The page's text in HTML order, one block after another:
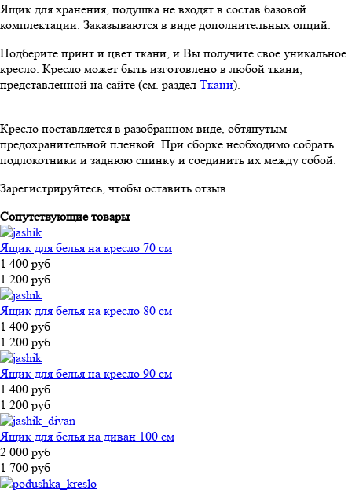
Ящик для хранения, подушка не входят в состав базовой
комплектации. Заказываются в виде дополнительных опций.
Подберите принт и цвет ткани, и Вы получите свое уникальное
кресло. Кресло может быть изготовлено в любой ткани,
представленной на сайте (см. раздел Ткани).
Кресло поставляется в разобранном виде, обтянутым
предохранительной пленкой. При сборке необходимо собрать
подлокотники и заднюю спинку и соединить их между собой.
Зарегистрируйтесь, чтобы оставить отзыв
Сопутствующие товары
Ящик для белья на кресло 70 см
1 400 руб
1 200 руб
Ящик для белья на кресло 80 см
1 400 руб
1 200 руб
Ящик для белья на кресло 90 см
1 400 руб
1 200 руб
Ящик для белья на диван 100 см
2 000 руб
1 700 руб